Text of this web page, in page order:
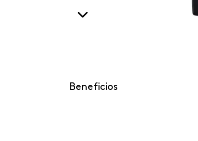
Beneficios